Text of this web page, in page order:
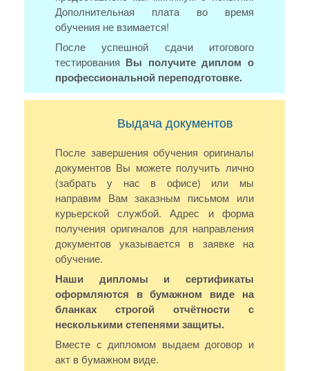
Дополнительная плата во время
обучения не взимается!
После успешной сдачи итогового
тестирования Вы получите диплом о
профессиональной переподготовке.
Выдача документов
После завершения обучения оригиналы
документов Вы можете получить лично
(забрать у нас в офисе) или мы
направим Вам заказным письмом или
курьерской службой. Адрес и форма
получения оригиналов для направления
документов указывается в заявке на
обучение.
Наши дипломы и сертификаты
оформляются в бумажном виде на
бланках строгой отчётности с
несколькими степенями защиты.
Вместе с дипломом выдаем договор и
акт в бумажном виде.